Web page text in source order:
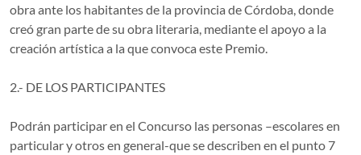
obra ante los habitantes de la provincia de Córdoba, donde
creó gran parte de su obra literaria, mediante el apoyo a la
creación artística a la que convoca este Premio.
2.- DE LOS PARTICIPANTES
Podrán participar en el Concurso las personas –escolares en
particular y otros en general-que se describen en el punto 7